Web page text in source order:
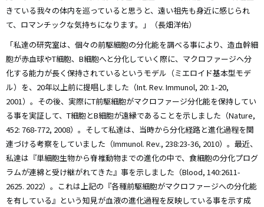
きている我々の体内を巡っていると思うと、遠い祖先も身近に感じられ
て、ロマンチックな気持ちになります。」（長畑洋佑）
「私達の研究室は、個々の前駆細胞の分化能を調べる事により、造血幹細
胞が赤血球やT細胞、B細胞へと分化していく際に、マクロファージへ分
化する能力が長く保持されているというモデル（ミエロイド基本型モデ
ル）を、20年以上前に提唱しました（Int. Rev. Immunol, 20: 1-20,
2001）。その後、実際にT前駆細胞がマクロファージ分化能を保持してい
る事を実証して、T細胞とB細胞が遠縁であることを示しました（Nature,
452: 768-772, 2008）。そして私達は、当時から分化経路と進化過程を関
連づける考察をしていました（Immunol. Rev., 238:23-36, 2010）。最近、
私達は『単細胞生物から脊椎動物までの進化の中で、食細胞の分化プログ
ラムが連綿と受け継がれてきた』事を示しました（Blood, 140:2611-
2625. 2022）。これは上記の『各種前駆細胞がマクロファージへの分化能
を有している』という知見が血液の進化過程を反映している事を示す成